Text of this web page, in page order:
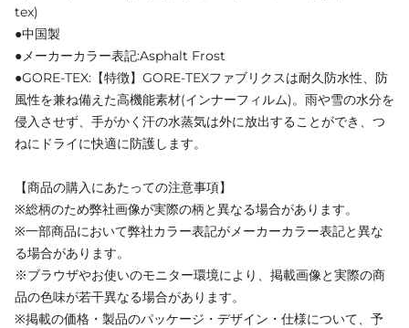
tex)
●中国製
●メーカーカラー表記:Asphalt Frost
●GORE-TEX:【特徴】GORE-TEXファブリクスは耐久防水性、防
風性を兼ね備えた高機能素材(インナーフィルム)。雨や雪の水分を
侵入させず、手がかく汗の水蒸気は外に放出することができ、つ
ねにドライに快適に防護します。
【商品の購入にあたっての注意事項】
※総柄のため弊社画像が実際の柄と異なる場合があります。
※一部商品において弊社カラー表記がメーカーカラー表記と異な
る場合があります。
※ブラウザやお使いのモニター環境により、掲載画像と実際の商
品の色味が若干異なる場合があります。
※掲載の価格・製品のパッケージ・デザイン・仕様について、予